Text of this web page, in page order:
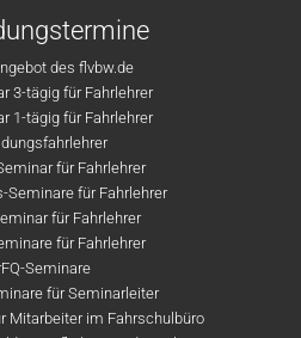
des flvbw.de
3-tägig für Fahrlehrer
1-tägig für Fahrlehrer
für Fahrlehrer
Seminare für Fahrlehrer
für Fahrlehrer
für Fahrlehrer
Seminare
für Seminarleiter
Mitarbeiter im Fahrschulbüro